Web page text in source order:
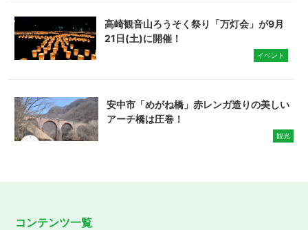
高崎観音山ろうそく祭り「万灯会」が9月
21日(土)に開催！
イベント
安中市「めがね橋」赤レンガ造りの美しい
アーチ橋は圧巻！
観光
コンテンツ一覧